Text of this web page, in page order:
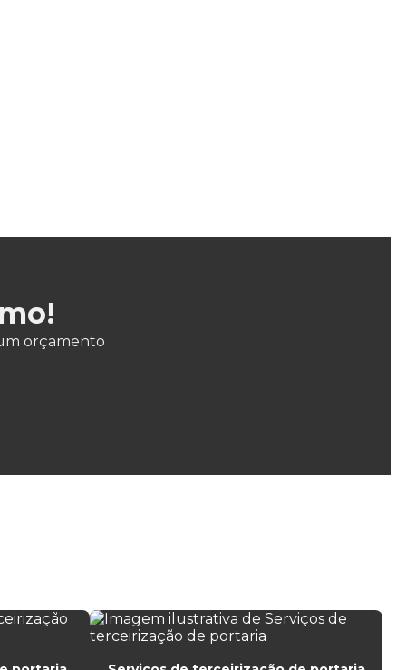
orçamento
Empresa de vigilância patrimonial
Empresas de limpeza e portaria
Empresas de limpeza portaria e segurança